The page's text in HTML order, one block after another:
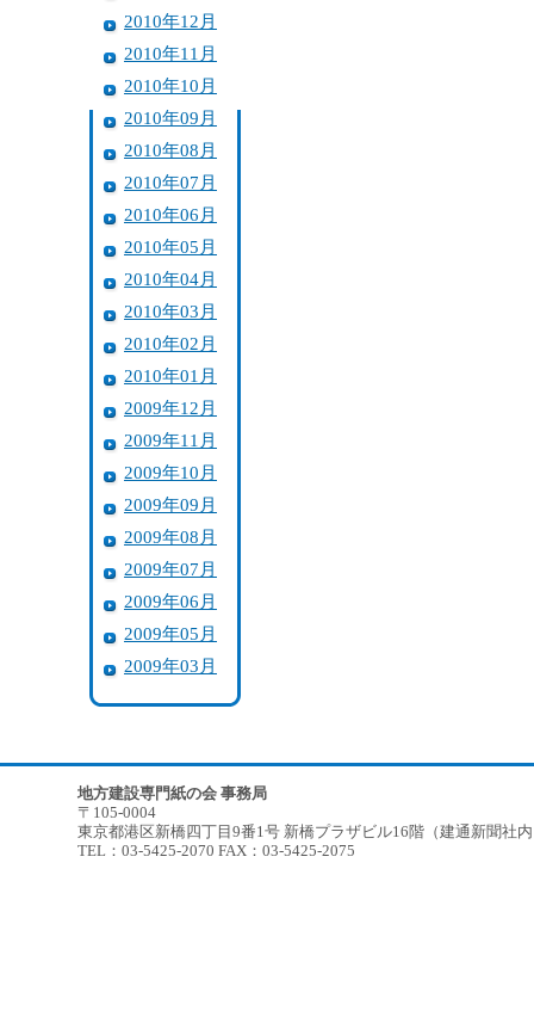
2010年12月
2010年11月
2010年10月
2010年09月
2010年08月
2010年07月
2010年06月
2010年05月
2010年04月
2010年03月
2010年02月
2010年01月
2009年12月
2009年11月
2009年10月
2009年09月
2009年08月
2009年07月
2009年06月
2009年05月
2009年03月
地方建設専門紙の会 事務局
〒105-0004
東京都港区新橋四丁目9番1号 新橋プラザビル16階（建通新聞社
TEL：03-5425-2070 FAX：03-5425-2075